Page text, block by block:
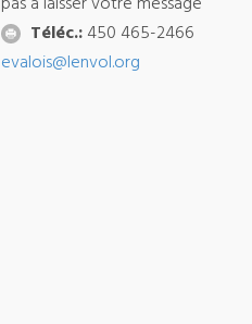
Téléc.:450 465-2466
evalois@lenvol.org